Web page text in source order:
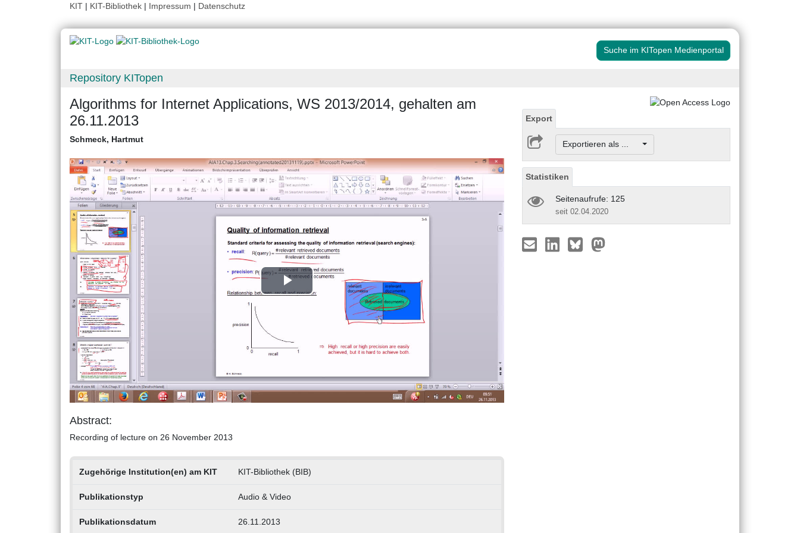
KIT | KIT-Bibliothek | Impressum | Datenschutz
Suche im KITopen Medienportal
Repository KITopen
Algorithms for Internet Applications, WS 2013/2014, gehalten am
26.11.2013
Schmeck, Hartmut
Play
Abstract:
Recording of lecture on 26 November 2013
Zugehörige Institution(en) am KIT KIT-Bibliothek (BIB)
Publikationstyp Audio & Video
Publikationsdatum 26.11.2013
Export
Exportieren als ...
Statistiken
Seitenaufrufe: 125
seit 02.04.2020